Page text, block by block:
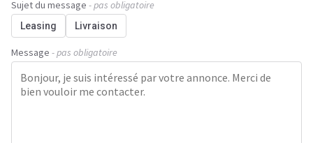
Sujet du message - pas obligatoire
Leasing Livraison
Message - pas obligatoire